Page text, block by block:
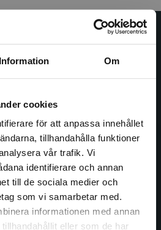
Information Om
cookies
för att anpassa innehållet
tillhandahålla funktioner
vår trafik. Vi
identifierare och annan
till de sociala medier och
som vi samarbetar med.
informationen med annan
eller som de har
fraktregion
1963 och är idag Sveriges
och digitala